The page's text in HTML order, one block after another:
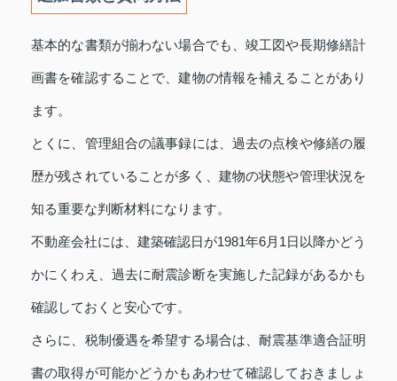
基本的な書類が揃わない場合でも、竣工図や長期修繕計
画書を確認することで、建物の情報を補えることがあり
ます。
とくに、管理組合の議事録には、過去の点検や修繕の履
歴が残されていることが多く、建物の状態や管理状況を
知る重要な判断材料になります。
不動産会社には、建築確認日が1981年6月1日以降かどう
かにくわえ、過去に耐震診断を実施した記録があるかも
確認しておくと安心です。
さらに、税制優遇を希望する場合は、耐震基準適合証明
書の取得が可能かどうかもあわせて確認しておきましょ